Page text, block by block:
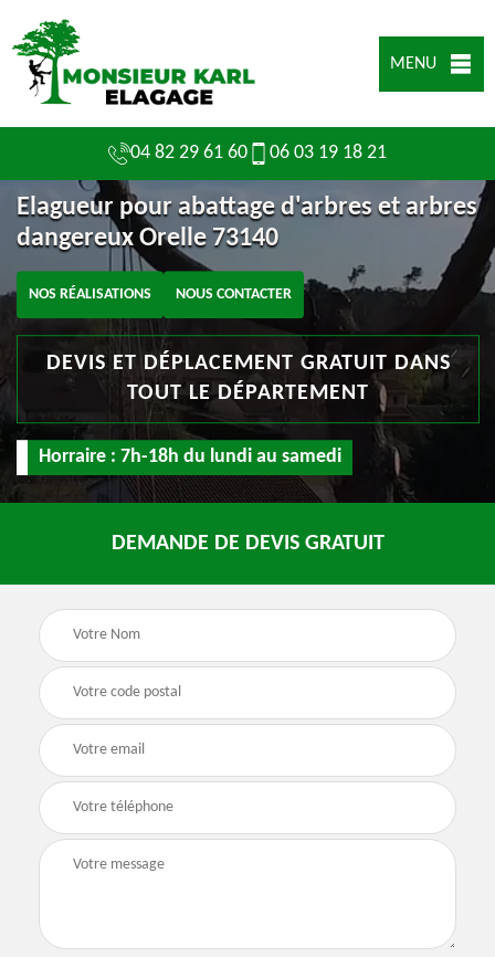
MENU
04 82 29 61 60 06 03 19 18 21
Elagueur pour abattage d'arbres et arbres
dangereux Orelle 73140
NOS RÉALISATIONS NOUS CONTACTER
DEVIS ET DÉPLACEMENT GRATUIT DANS
TOUT LE DÉPARTEMENT
Horraire : 7h-18h du lundi au samedi
DEMANDE DE DEVIS GRATUIT